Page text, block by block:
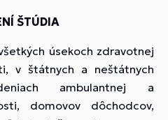
ŠTÚDIA
úsekoch zdravotnej
v štátnych a neštátnych
ambulantnej a
domovov dôchodcov,